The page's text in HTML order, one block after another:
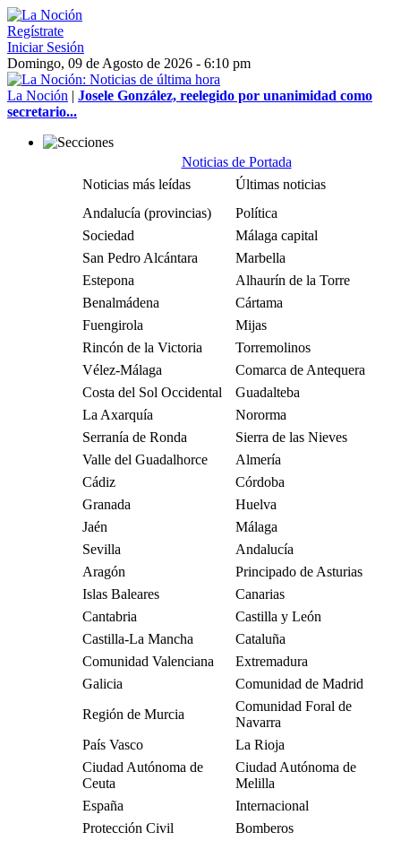
Regístrate
Iniciar Sesión
Domingo, 09 de Agosto de 2026 - 6:10 pm
La Noción | Josele González, reelegido por unanimidad como
secretario...
Noticias de Portada
Noticias más leídas
Últimas noticias
Andalucía (provincias)
Política
Sociedad
Málaga capital
San Pedro Alcántara
Marbella
Estepona
Alhaurín de la Torre
Benalmádena
Cártama
Fuengirola
Mijas
Rincón de la Victoria
Torremolinos
Vélez-Málaga
Comarca de Antequera
Costa del Sol Occidental
Guadalteba
La Axarquía
Nororma
Serranía de Ronda
Sierra de las Nieves
Valle del Guadalhorce
Almería
Cádiz
Córdoba
Granada
Huelva
Jaén
Málaga
Sevilla
Andalucía
Aragón
Principado de Asturias
Islas Baleares
Canarias
Cantabria
Castilla y León
Castilla-La Mancha
Cataluña
Comunidad Valenciana
Extremadura
Galicia
Comunidad de Madrid
Región de Murcia
Comunidad Foral de
Navarra
País Vasco
La Rioja
Ciudad Autónoma de
Ceuta
Ciudad Autónoma de
Melilla
España
Internacional
Protección Civil
Bomberos